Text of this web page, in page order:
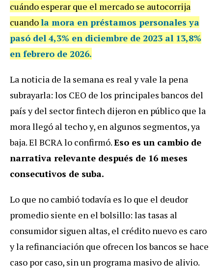
cuándo esperar que el mercado se autocorrija
cuandola mora en préstamos personales ya
pasó del 4,3% en diciembre de 2023 al 13,8%
en febrero de 2026.
La noticia de la semana es real y vale la pena
subrayarla: los CEO de los principales bancos del
país y del sector fintech dijeron en público que la
mora llegó al techo y, en algunos segmentos, ya
baja. El BCRA lo confirmó.Eso es un cambio de
narrativa relevante después de 16 meses
consecutivos de suba.
Lo que no cambió todavía es lo que el deudor
promedio siente en el bolsillo: las tasas al
consumidor siguen altas, el crédito nuevo es caro
y la refinanciación que ofrecen los bancos se hace
caso por caso, sin un programa masivo de alivio.